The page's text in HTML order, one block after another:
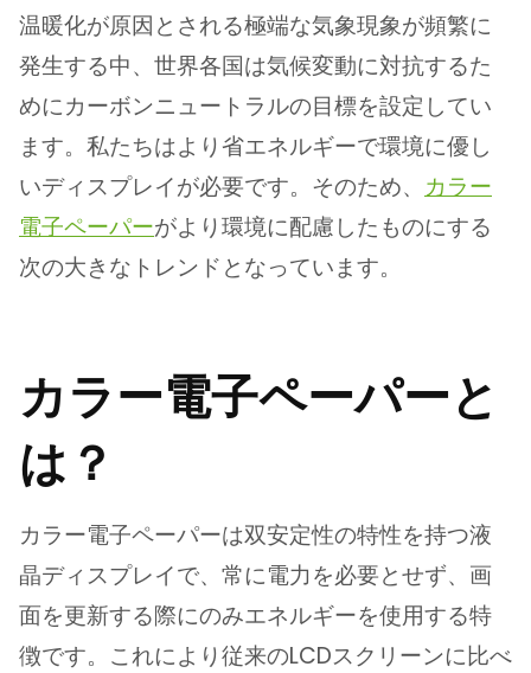
温暖化が原因とされる極端な気象現象が頻繁に
発生する中、世界各国は気候変動に対抗するた
めにカーボンニュートラルの目標を設定してい
ます。私たちはより省エネルギーで環境に優し
いディスプレイが必要です。そのため、 カラー
電子ペーパーがより環境に配慮したものにする
次の大きなトレンドとなっています。
カラー電子ペーパーと
は？
カラー電子ペーパーは双安定性の特性を持つ液
晶ディスプレイで、常に電力を必要とせず、画
面を更新する際にのみエネルギーを使用する特
徴です。これにより従来のLCDスクリーンに比べ